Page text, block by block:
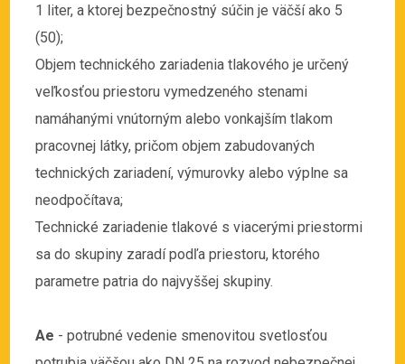
1 liter, a ktorej bezpečnostný súčin je väčší ako 5
(50);
Objem technického zariadenia tlakového je určený
veľkosťou priestoru vymedzeného stenami
namáhanými vnútorným alebo vonkajším tlakom
pracovnej látky, pričom objem zabudovaných
technických zariadení, výmurovky alebo výplne sa
neodpočítava;
Technické zariadenie tlakové s viacerými priestormi
sa do skupiny zaradí podľa priestoru, ktorého
parametre patria do najvyššej skupiny.
Ae - potrubné vedenie smenovitou svetlosťou